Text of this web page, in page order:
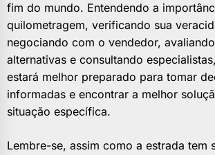
fim do mundo. Entendendo a
quilometragem, verificando sua
negociando com o vendedor, avaliando
alternativas e consultando
estará melhor preparado para tomar
informadas e encontrar a melhor
situação específica.
Lembre-se, assim como a estrada tem